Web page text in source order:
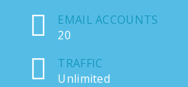
EMAIL ACCOUNTS
20
TRAFFIC
Unlimited